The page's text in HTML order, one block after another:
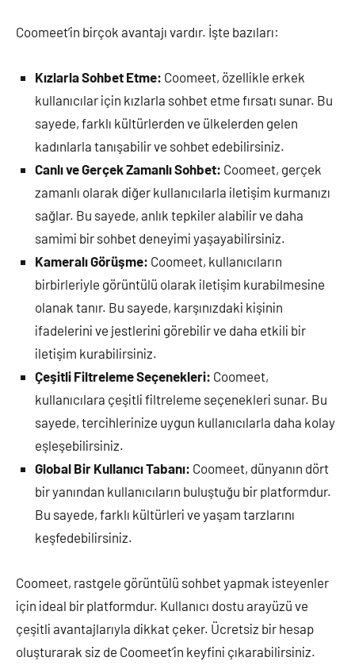
Coomeet’in birçok avantajı vardır. İşte bazıları:
Kızlarla Sohbet Etme: Coomeet, özellikle erkek
kullanıcılar için kızlarla sohbet etme fırsatı sunar. Bu
sayede, farklı kültürlerden ve ülkelerden gelen
kadınlarla tanışabilir ve sohbet edebilirsiniz.
Canlı ve Gerçek Zamanlı Sohbet: Coomeet, gerçek
zamanlı olarak diğer kullanıcılarla iletişim kurmanızı
sağlar. Bu sayede, anlık tepkiler alabilir ve daha
samimi bir sohbet deneyimi yaşayabilirsiniz.
Kameralı Görüşme: Coomeet, kullanıcıların
birbirleriyle görüntülü olarak iletişim kurabilmesine
olanak tanır. Bu sayede, karşınızdaki kişinin
ifadelerini ve jestlerini görebilir ve daha etkili bir
iletişim kurabilirsiniz.
Çeşitli Filtreleme Seçenekleri: Coomeet,
kullanıcılara çeşitli filtreleme seçenekleri sunar. Bu
sayede, tercihlerinize uygun kullanıcılarla daha kolay
eşleşebilirsiniz.
Global Bir Kullanıcı Tabanı: Coomeet, dünyanın dört
bir yanından kullanıcıların buluştuğu bir platformdur.
Bu sayede, farklı kültürleri ve yaşam tarzlarını
keşfedebilirsiniz.
Coomeet, rastgele görüntülü sohbet yapmak isteyenler
için ideal bir platformdur. Kullanıcı dostu arayüzü ve
çeşitli avantajlarıyla dikkat çeker. Ücretsiz bir hesap
oluşturarak siz de Coomeet’in keyfini çıkarabilirsiniz.